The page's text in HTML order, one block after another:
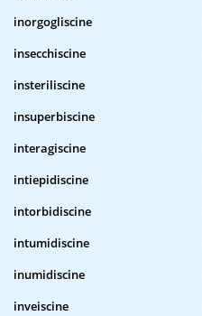
inorgogliscine
insecchiscine
insteriliscine
insuperbiscine
interagiscine
intiepidiscine
intorbidiscine
intumidiscine
inumidiscine
inveiscine